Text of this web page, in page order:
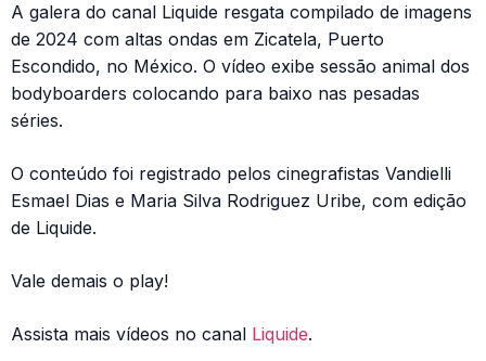
A galera do canal Liquide resgata compilado de imagens
de 2024 com altas ondas em Zicatela, Puerto
Escondido, no México. O vídeo exibe sessão animal dos
bodyboarders colocando para baixo nas pesadas
séries.
O conteúdo foi registrado pelos cinegrafistas Vandielli
Esmael Dias e Maria Silva Rodriguez Uribe, com edição
de Liquide.
Vale demais o play!
Assista mais vídeos no canal Liquide.